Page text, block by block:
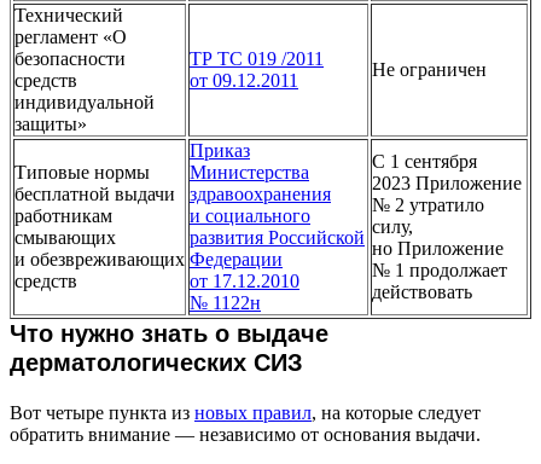
Технический
регламент «О
безопасности
средств
индивидуальной
защиты»
ТР ТС 019 /2011
от 09.12.2011
Не ограничен
Типовые нормы
бесплатной выдачи
работникам
смывающих
и обезвреживающих
средств
Приказ
Министерства
здравоохранения
и социального
развития Российской
Федерации
от 17.12.2010
№ 1122н
С 1 сентября
2023 Приложение
№ 2 утратило
силу,
но Приложение
№ 1 продолжает
действовать
Что нужно знать о выдаче
дерматологических СИЗ
Вот четыре пункта из новых правил, на которые следует
обратить внимание — независимо от основания выдачи.